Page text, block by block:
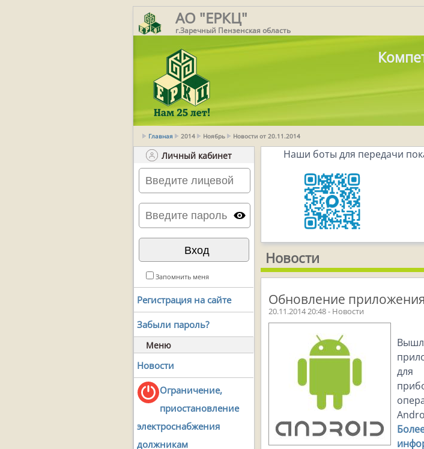
АО "ЕРКЦ"
г.Заречный Пензенская область
Главная 2014 Ноябрь Новости от 20.11.2014
Личный кабинет
Запомнить меня
Регистрация на сайте
Забыли пароль?
Меню
Новости
Ограничение,
приостановление
электроснабжения
должникам
Наши боты для передачи
Новости
Обновление
20.11.2014 20:48 - Новости
для